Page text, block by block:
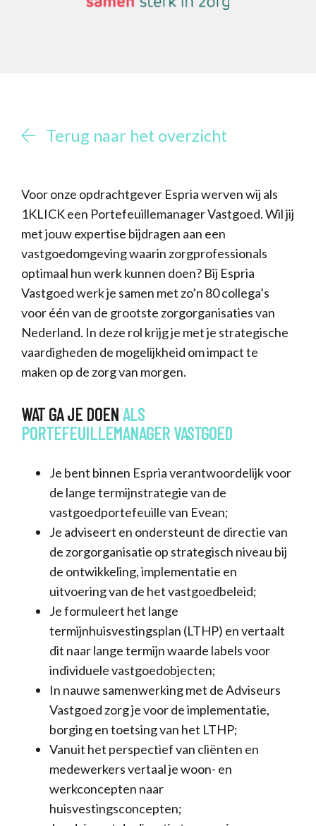
Terug naar het overzicht
Voor onze opdrachtgever Espria werven wij als
1KLICK een Portefeuillemanager Vastgoed. Wil jij
met jouw expertise bijdragen aan een
vastgoedomgeving waarin zorgprofessionals
optimaal hun werk kunnen doen? Bij Espria
Vastgoed werk je samen met zo’n 80 collega’s
voor één van de grootste zorgorganisaties van
Nederland. In deze rol krijg je met je strategische
vaardigheden de mogelijkheid om impact te
maken op de zorg van morgen.
WAT GA JE DOEN ALS
PORTEFEUILLEMANAGER VASTGOED
Je bent binnen Espria verantwoordelijk voor
de lange termijnstrategie van de
vastgoedportefeuille van Evean;
Je adviseert en ondersteunt de directie van
de zorgorganisatie op strategisch niveau bij
de ontwikkeling, implementatie en
uitvoering van de het vastgoedbeleid;
Je formuleert het lange
termijnhuisvestingsplan (LTHP) en vertaalt
dit naar lange termijn waarde labels voor
individuele vastgoedobjecten;
In nauwe samenwerking met de Adviseurs
Vastgoed zorg je voor de implementatie,
borging en toetsing van het LTHP;
Vanuit het perspectief van cliënten en
medewerkers vertaal je woon- en
werkconcepten naar
huisvestingsconcepten;